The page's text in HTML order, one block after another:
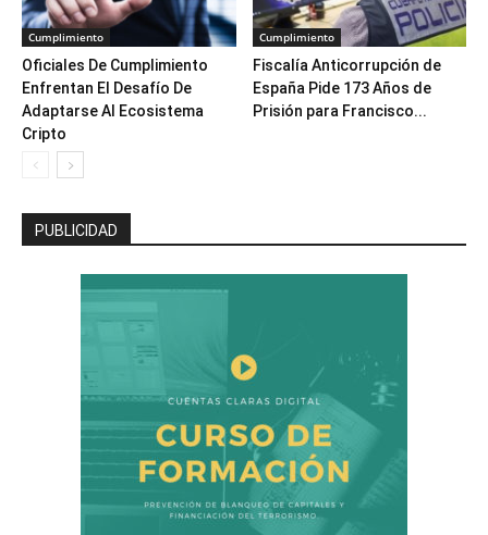
Cumplimiento
Oficiales De Cumplimiento
Enfrentan El Desafío De
Adaptarse Al Ecosistema
Cripto
Cumplimiento
Fiscalía Anticorrupción de
España Pide 173 Años de
Prisión para Francisco...
PUBLICIDAD